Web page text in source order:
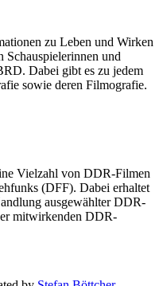
zu Leben und Wirken
Schauspielerinnen und
Dabei gibt es zu jedem
sowie deren Filmografie.
Vielzahl von DDR-Filmen
(DFF). Dabei erhaltet
ausgewählter DDR-
mitwirkenden DDR-